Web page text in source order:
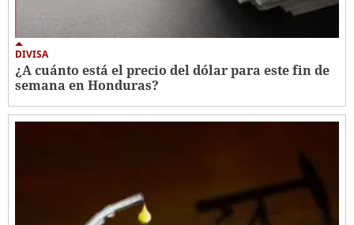
DIVISA
¿A cuánto está el precio del dólar para este fin de
semana en Honduras?